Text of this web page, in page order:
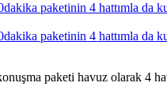
paketinin 4 hattımla da
paketinin 4 hattımla da
paketi havuz olarak 4